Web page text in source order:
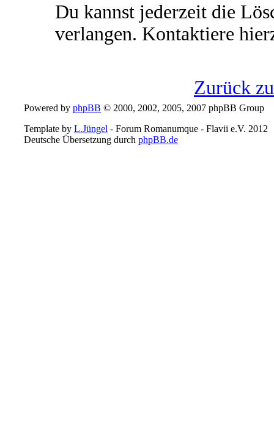
Du kannst jederzeit die
verlangen. Kontaktiere
Zurück
Powered by phpBB © 2000, 2002, 2005, 2007 phpBB Group
Template by L.Jüngel - Forum Romanumque - Flavii e.V. 2012
Deutsche Übersetzung durch phpBB.de